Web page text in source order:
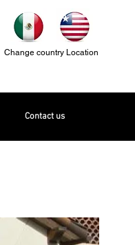
Change country Location
Contact us